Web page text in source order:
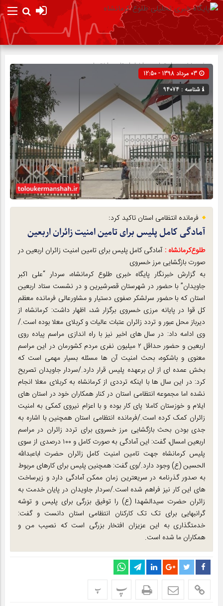
صفحه نخستاجتماعی»اخبار استان»اختصاصی
شناسه : 94074
فرمانده انتظامی استان تاکید کرد:
آمادگی کامل پلیس برای تامین امنیت زائران اربعین
طلوع‌‌کرمانشاه : آمادگی کامل پلیس برای تامین امنیت زائران اربعین در
صورت بازگشایی مرز خسروی
به گزارش خبرنگار پایگاه خبری طلوع کرمانشاه، سردار “علی اکبر
جاویدان” با حضور در شهرستان قصرشیرین و در نشست ستاد اربعین
استان که با حضور سرلشکر صفوی دستیار و مشاورعالی فرمانده معظم
کل قوا در پایانه مرزی خسروی برگزار شد، اظهار داشت: کرمانشاه از
دیرباز محل عبور و تردد زائران عتبات عالیات و کربلای معلا بوده است./
وی ادامه داد: در سال های اخیر نیز با راه اندازی مراسم پیاده روی
اربعین و حضور حداقل ۲ میلیون نفری مردم کشورمان در این مراسم
معنوی و باشکوه، بحث امنیت آن ها مسئله بسیار مهمی است که
بخش عمده ای از ان برعهده پلیس قرار دارد./سردار جاویدان تصریح
کرد: در این سال ها با اینکه ترددی از کرمانشاه به کربلای معلا انجام
نشده اما مجموعه انتظامی استان در کنار همکاران خود در استان های
ایلام و خوزستان کاملا پای کار بوده و با اعزام نیروی کمکی به امنیت
زائران کمک کرده است./فرمانده انتظامی استان همچنین با اشاره به
جدی بودن بحث بازگشایی مرز خسروی برای تردد زائران در مراسم
اربعین امسال، گفت: این آمادگی به صورت کامل و ۱۰۰ درصدی از سوی
پلیس کرمانشاه جهت تامین امنیت کامل زائران حضرت اباعبدالله
الحسین (ع) وجود دارد./وی گفت: همچنین پلیس برای کارهای مربوط
به صدور گذرنامه در سریعترین زمان ممکن آمادگی دارد و زیرساخت
های این کار نیز فراهم شده است./سردار جاویدان در پایان خدمت به
زائران حضرت سیدالشهدا (ع) را توفیق بزرگی برای پلیس و توشه
گرانبهایی برای تک تک کارکنان انتظامی استان دانست و گفت:
خدمتگذاری به این عزیزان افتخار بزرگی است که نصیب من و
همکاران ما شده است.
پ پ